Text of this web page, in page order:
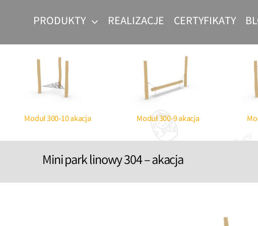
PRODUKTY
dzieci
Parki linowe dla dzieci
Producent
REALIZACJE CERTYFIKATY
Moduł 300-10 akacja Moduł 300-9 akacja
Mini park linowy 304 – akacja